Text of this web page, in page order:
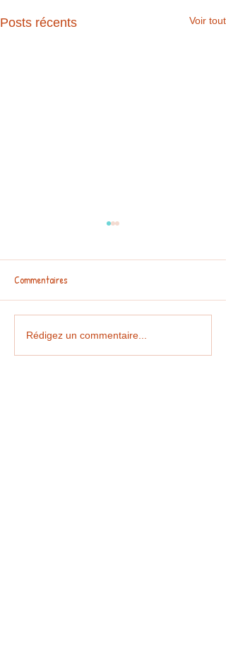
Posts récents Voir tout
100e JOUR D'ECOLE
Commentaires
Rédigez un commentaire...